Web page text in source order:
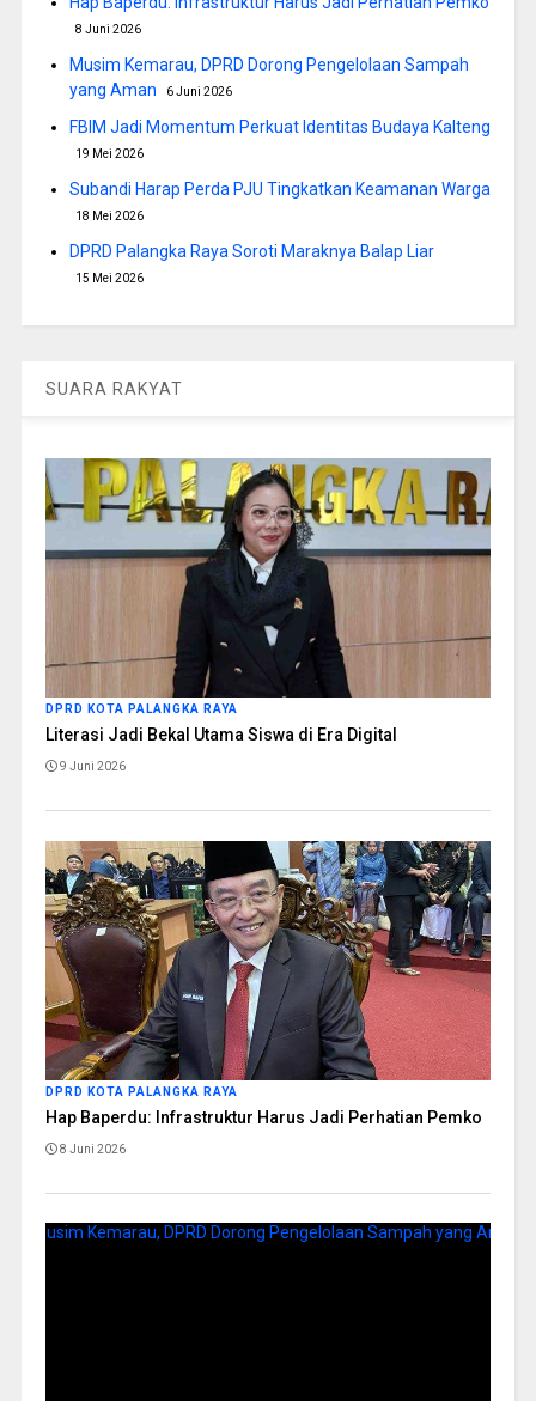
8 Juni 2026
Musim Kemarau, DPRD Dorong Pengelolaan Sampah
yang Aman
6 Juni 2026
FBIM Jadi Momentum Perkuat Identitas Budaya Kalteng
19 Mei 2026
Subandi Harap Perda PJU Tingkatkan Keamanan Warga
18 Mei 2026
DPRD Palangka Raya Soroti Maraknya Balap Liar
15 Mei 2026
SUARA RAKYAT
DPRD KOTA PALANGKA RAYA
Literasi Jadi Bekal Utama Siswa di Era Digital
9 Juni 2026
DPRD KOTA PALANGKA RAYA
Hap Baperdu: Infrastruktur Harus Jadi Perhatian Pemko
8 Juni 2026